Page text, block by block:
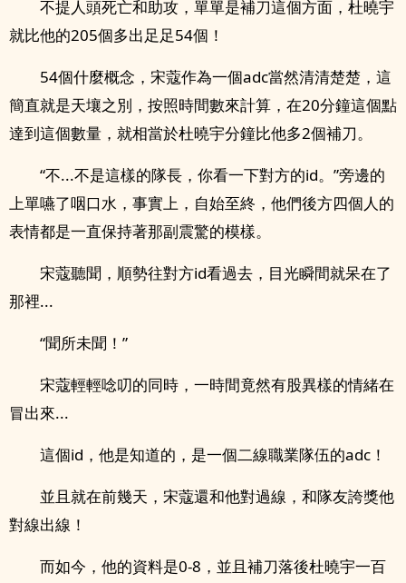
不提人頭死亡和助攻，單單是補刀這個方面，杜曉宇
就比他的205個多出足足54個！
54個什麼概念，宋蔻作為一個adc當然清清楚楚，這
簡直就是天壤之別，按照時間數來計算，在20分鐘這個點
達到這個數量，就相當於杜曉宇分鐘比他多2個補刀。
“不...不是這樣的隊長，你看一下對方的id。”旁邊的
上單嚥了咽口水，事實上，自始至終，他們後方四個人的
表情都是一直保持著那副震驚的模樣。
宋蔻聽聞，順勢往對方id看過去，目光瞬間就呆在了
那裡...
“聞所未聞！”
宋蔻輕輕唸叨的同時，一時間竟然有股異樣的情緒在
冒出來...
這個id，他是知道的，是一個二線職業隊伍的adc！
並且就在前幾天，宋蔻還和他對過線，和隊友誇獎他
對線出線！
而如今，他的資料是0-8，並且補刀落後杜曉宇一百